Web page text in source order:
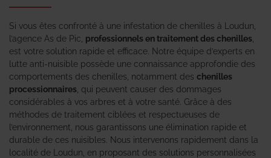
Si vous êtes confronté à une infestation de chenilles à Loudun,
l’agence As de Pic, professionnels en traitement des chenilles
est votre solution rapide et efficace. Notre équipe d’experts en
lutte anti-nuisible possède une connaissance approfondie des
comportements des chenilles, notamment des chenilles
processionnaires , qui peuvent causer des dommages
considérables à vos arbres et à votre santé. Grâce à des
méthodes de traitement ciblées et respectueuses de
l’environnement, nous garantissons une élimination rapide et
durable de ces nuisibles. Nous intervenons rapidement dans la
localité de Loudun, en proposant des solutions personnalisées